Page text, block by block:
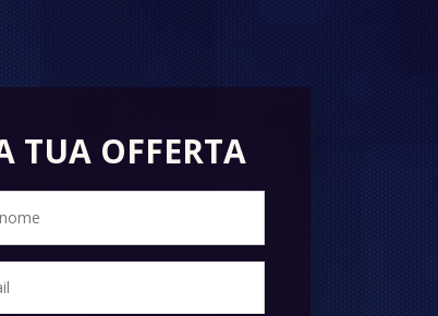
TUA OFFERTA